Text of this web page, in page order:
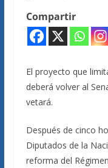
Compartir
El proyecto que
deberá volver al
vetará.
Después de cinco
Diputados de la
reforma del